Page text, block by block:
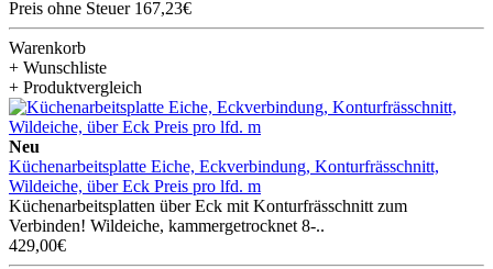
Preis ohne Steuer 167,23€
Warenkorb
+ Wunschliste
+ Produktvergleich
Neu
Küchenarbeitsplatte Eiche, Eckverbindung, Konturfrässchnitt,
Wildeiche, über Eck Preis pro lfd. m
Küchenarbeitsplatten über Eck mit Konturfrässchnitt zum
Verbinden! Wildeiche, kammergetrocknet 8-..
429,00€